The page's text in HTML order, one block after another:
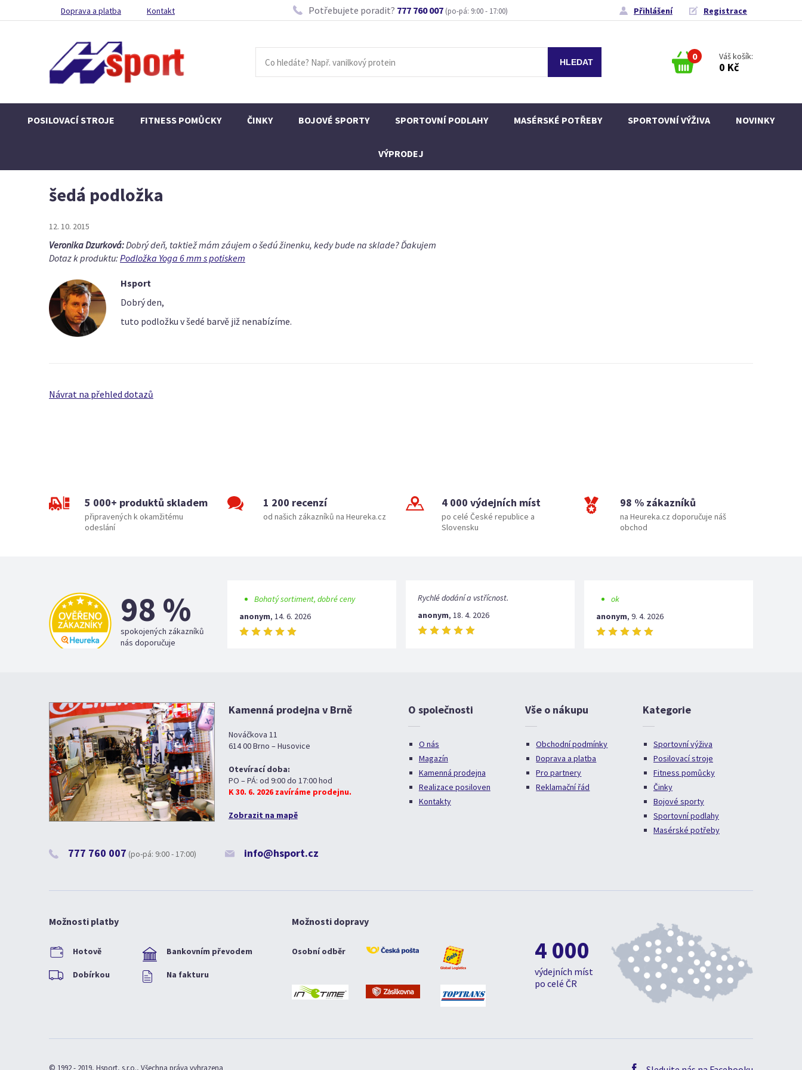
Doprava a platba Kontakt Potřebujete poradit? 777 760 007 (po-pá: 9:00 - 17:00) Přihlášení Registrace
0 Váš košík:
0 Kč
POSILOVACÍ STROJE FITNESS POMŮCKY ČINKY BOJOVÉ SPORTY SPORTOVNÍ PODLAHY MASÉRSKÉ POTŘEBY SPORTOVNÍ VÝŽIVA NOVINKY
VÝPRODEJ
šedá podložka
12. 10. 2015
Veronika Dzurková:Dobrý deň, taktiež mám záujem o šedú žinenku, kedy bude na sklade? Ďakujem
Dotaz k produktu: Podložka Yoga 6 mm s potiskem
Hsport
Dobrý den,
tuto podložku v šedé barvě již nenabízíme.
Návrat na přehled dotazů
5 000+ produktů skladem
připravených k okamžitému
odeslání
1 200 recenzí
od našich zákazníků na Heureka.cz
4 000 výdejních míst
po celé České republice a
Slovensku
98 % zákazníků
na Heureka.cz doporučuje náš
obchod
98 %
spokojených zákazníků
nás doporučuje
Bohatý sortiment, dobré ceny
anonym, 14. 6. 2026
Rychlé dodání a vstřícnost.
anonym, 18. 4. 2026
ok
anonym, 9. 4. 2026
Kamenná prodejna v Brně
Nováčkova 11
614 00 Brno – Husovice
Otevírací doba:
PO – PÁ: od 9:00 do 17:00 hod
K 30. 6. 2026 zavíráme prodejnu.
Zobrazit na mapě
777 760 007 (po-pá: 9:00 - 17:00) info@hsport.cz
O společnosti
O nás
Magazín
Kamenná prodejna
Realizace posiloven
Kontakty
Vše o nákupu
Obchodní podmínky
Doprava a platba
Pro partnery
Reklamační řád
Kategorie
Sportovní výživa
Posilovací stroje
Fitness pomůcky
Činky
Bojové sporty
Sportovní podlahy
Masérské potřeby
Možnosti platby
Hotově Bankovním převodem
Dobírkou Na fakturu
Možnosti dopravy
Osobní odběr 4 000
výdejních míst
po celé ČR
© 1992 - 2019, Hsport, s.r.o., Všechna práva vyhrazena